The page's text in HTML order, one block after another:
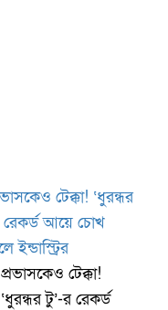
প্রভাসকেও টেক্কা!
‘ধুরন্ধর টু’-র রেকর্ড